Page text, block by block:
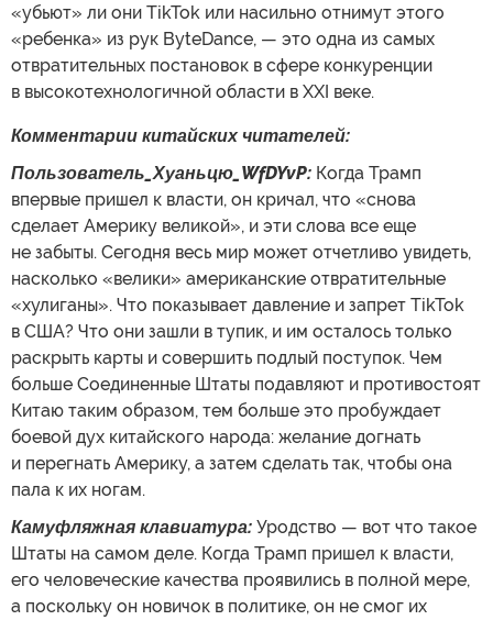
«убьют» ли они TikTok или насильно отнимут этого
«ребенка» из рук ByteDance, — это одна из самых
отвратительных постановок в сфере конкуренции
в высокотехнологичной области в XXI веке.
Комментарии китайских читателей:
Пользователь_Хуаньцю_WfDYvP: Когда Трамп
впервые пришел к власти, он кричал, что «снова
сделает Америку великой», и эти слова все еще
не забыты. Сегодня весь мир может отчетливо увидеть,
насколько «велики» американские отвратительные
«хулиганы». Что показывает давление и запрет TikTok
в США? Что они зашли в тупик, и им осталось только
раскрыть карты и совершить подлый поступок. Чем
больше Соединенные Штаты подавляют и противостоят
Китаю таким образом, тем больше это пробуждает
боевой дух китайского народа: желание догнать
и перегнать Америку, а затем сделать так, чтобы она
пала к их ногам.
Камуфляжная клавиатура: Уродство — вот что такое
Штаты на самом деле. Когда Трамп пришел к власти,
его человеческие качества проявились в полной мере,
а поскольку он новичок в политике, он не смог их